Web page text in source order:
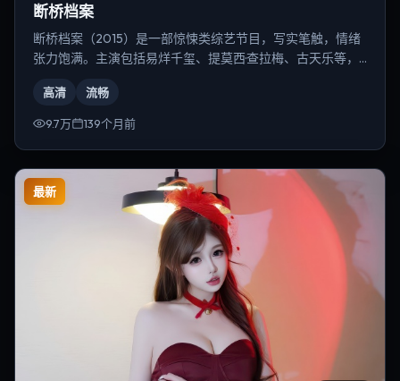
断桥档案
断桥档案（2015）是一部惊悚类综艺节目，写实笔触，情绪
张力饱满。主演包括易烊千玺、提莫西·查拉梅、古天乐等，
高清 流畅
9.7万 139个月前
最新